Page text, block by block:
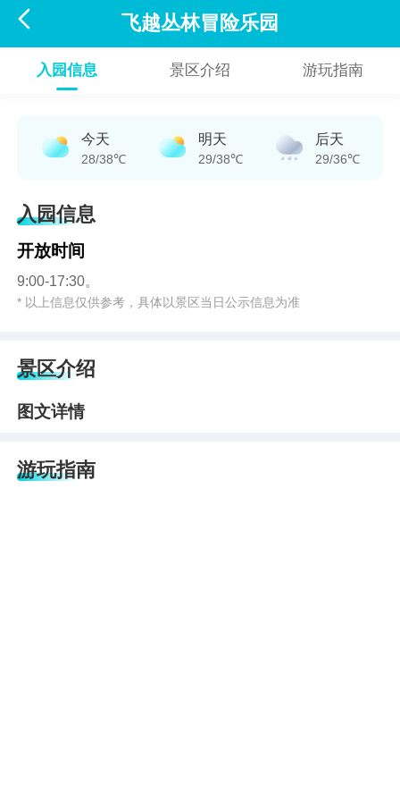
 飞越丛林冒险乐园
入园信息 景区介绍 游玩指南
今天
28/38℃
明天
29/38℃
后天
29/36℃
入园信息
开放时间
9:00-17:30。
* 以上信息仅供参考，具体以景区当日公示信息为准
景区介绍
图文详情
游玩指南